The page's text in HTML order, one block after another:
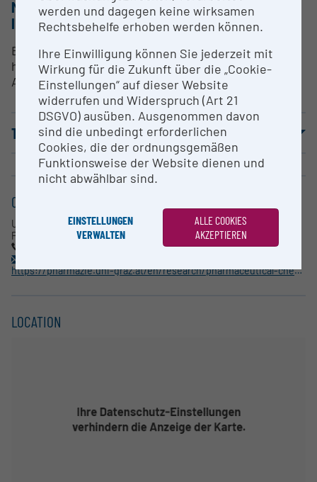
METHODS & EXPERTISE FOR RESEARCH
INFRASTRUCTURE
Es wird ein Proteomics Setup etabliert, das mit
hoher Auslastung und wenig methodischen
Adaptionen kontinuierlich betrieben werden kann.
TERMS OF USE
CONTACT
Ulrich Stelzl
Pharmaceutical Chemistry
https://pharmazie.uni-graz.at/en/research/pharmaceutical-chemistry/network-pharmacology/
LOCATION
werden und dagegen keine wirksamen
Rechtsbehelfe erhoben werden können.
Ihre Einwilligung können Sie jederzeit mit
Wirkung für die Zukunft über die „Cookie-
Einstellungen“ auf dieser Website
widerrufen und Widerspruch (Art 21
DSGVO) ausüben. Ausgenommen davon
sind die unbedingt erforderlichen
Cookies, die der ordnungsgemäßen
Funktionsweise der Website dienen und
nicht abwählbar sind.
EINSTELLUNGEN
VERWALTEN
ALLE COOKIES
AKZEPTIEREN